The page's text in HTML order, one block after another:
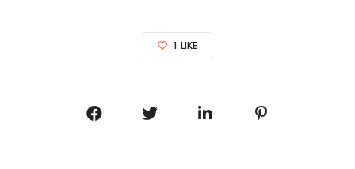
1 LIKE